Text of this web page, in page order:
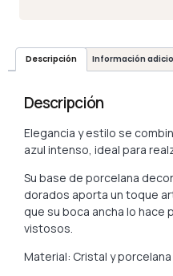
Descripción Información
Descripción
Elegancia y estilo se
azul intenso, ideal para
Su base de porcelana
dorados aporta un toque
que su boca ancha lo
vistosos.
Material: Cristal y porcelana